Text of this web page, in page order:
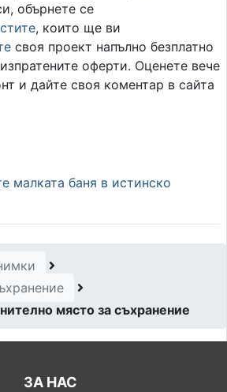
обърнете се
, които ще ви
своя проект напълно безплатно
оферти. Оценете вече
и дайте своя коментар в сайта
малката баня в истинско
място за съхранение
ЗА НАС